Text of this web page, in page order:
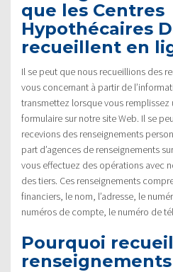
que les Centres
Hypothécaires
recueillent en
Il se peut que nous recueillions des
vous concernant à partir de
transmettez lorsque vous
formulaire sur notre site Web. Il se
recevions des renseignements
part d’agences de renseignements
vous effectuez des opérations avec
des tiers. Ces renseignements
financiers, le nom, l’adresse, le
numéros de compte, le numéro de
Pourquoi